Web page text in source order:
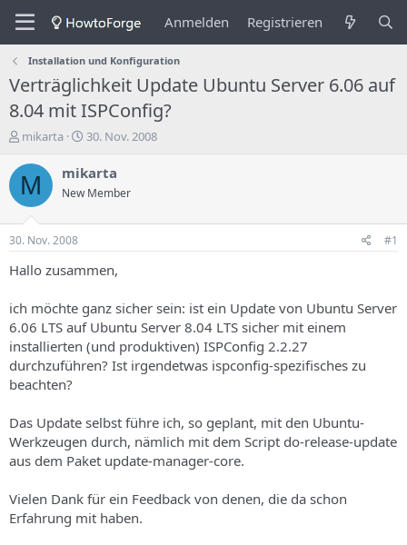
Anmelden Registrieren
Installation und Konfiguration
Verträglichkeit Update Ubuntu Server 6.06 auf
8.04 mit ISPConfig?
E
s
t
e
e
r
s
T
h
e
m
mikarta
E
s
e
n
d
a
t
u
30. Nov. 2008
M mikarta
New Member
30. Nov. 2008 #1
Hallo zusammen,
ich möchte ganz sicher sein: ist ein Update von Ubuntu Server
6.06 LTS auf Ubuntu Server 8.04 LTS sicher mit einem
installierten (und produktiven) ISPConfig 2.2.27
durchzuführen? Ist irgendetwas ispconfig-spezifisches zu
beachten?
Das Update selbst führe ich, so geplant, mit den Ubuntu-
Werkzeugen durch, nämlich mit dem Script do-release-update
aus dem Paket update-manager-core.
Vielen Dank für ein Feedback von denen, die da schon
Erfahrung mit haben.